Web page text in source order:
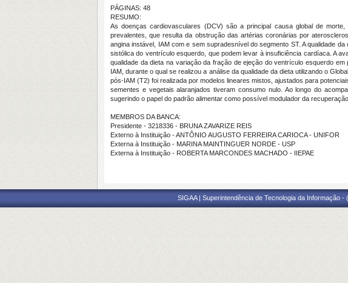
PÁGINAS: 48
RESUMO:
As doenças cardiovasculares (DCV) são a principal causa global de
prevalentes, que resulta da obstrução das artérias coronárias por
angina instável, IAM com e sem supradesnível do segmento ST. A qualidade
sistólica do ventrículo esquerdo, que podem levar à insuficiência cardíaca. A
qualidade da dieta na variação da fração de ejeção do ventrículo esquerdo
IAM, durante o qual se realizou a análise da qualidade da dieta utilizando o
pós-IAM (T2) foi realizada por modelos lineares mistos, ajustados para
sementes e vegetais alaranjados tiveram consumo nulo. Ao longo do
sugerindo o papel do padrão alimentar como possível modulador da
MEMBROS DA BANCA:
Presidente - 3218336 - BRUNA ZAVARIZE REIS
Externo à Instituição - ANTÔNIO AUGUSTO FERREIRA CARIOCA - UNIFOR
Externa à Instituição - MARINA MAINTINGUER NORDE - USP
Externa à Instituição - ROBERTA MARCONDES MACHADO - IIEPAE
SIGAA | Superintendência de Tecnologia da Informação